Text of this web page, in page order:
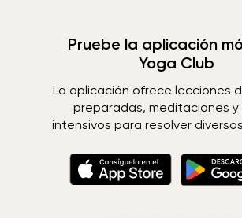
Pruebe la aplicación
Yoga Club
La aplicación ofrece lecciones
preparadas, meditaciones y
intensivos para resolver